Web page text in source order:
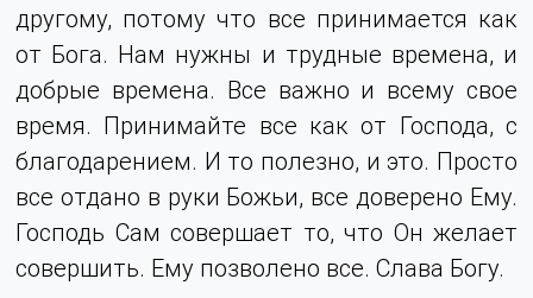
другому, потому что все принимается как
от Бога. Нам нужны и трудные времена, и
добрые времена. Все важно и всему свое
время. Принимайте все как от Господа, с
благодарением. И то полезно, и это. Просто
все отдано в руки Божьи, все доверено Ему.
Господь Сам совершает то, что Он желает
совершить. Ему позволено все. Слава Богу.